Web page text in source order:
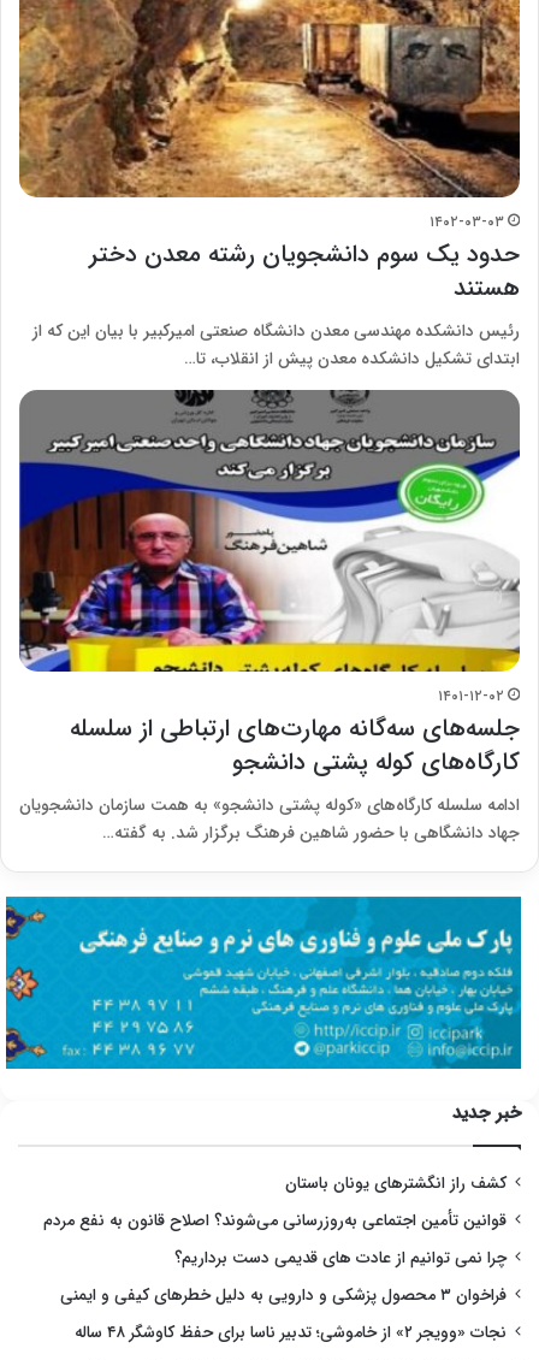
۱۴۰۲-۰۳-۰۳
حدود یک سوم دانشجویان رشته معدن دختر
هستند
رئیس دانشکده مهندسی معدن دانشگاه صنعتی امیرکبیر با بیان این که از
ابتدای تشکیل دانشکده معدن پیش از انقلاب، تا…
۱۴۰۱-۱۲-۰۲
جلسه‌های سه‌گانه مهارت‌های ارتباطی از سلسله
کارگاه‌های کوله پشتی دانشجو
ادامه سلسله کارگاه‌های «کوله پشتی دانشجو» به همت سازمان دانشجویان
جهاد دانشگاهی با حضور شاهین فرهنگ برگزار شد. به گفته…
خبر جدید
کشف راز انگشترهای یونان باستان
قوانین تأمین اجتماعی به‌روزرسانی می‌شوند؟ اصلاح قانون به نفع مردم
چرا نمی توانیم از عادت های قدیمی دست برداریم؟
فراخوان ۳ محصول پزشکی و دارویی به دلیل خطرهای کیفی و ایمنی
نجات «وویجر ۲» از خاموشی؛ تدبیر ناسا برای حفظ کاوشگر ۴۸ ساله